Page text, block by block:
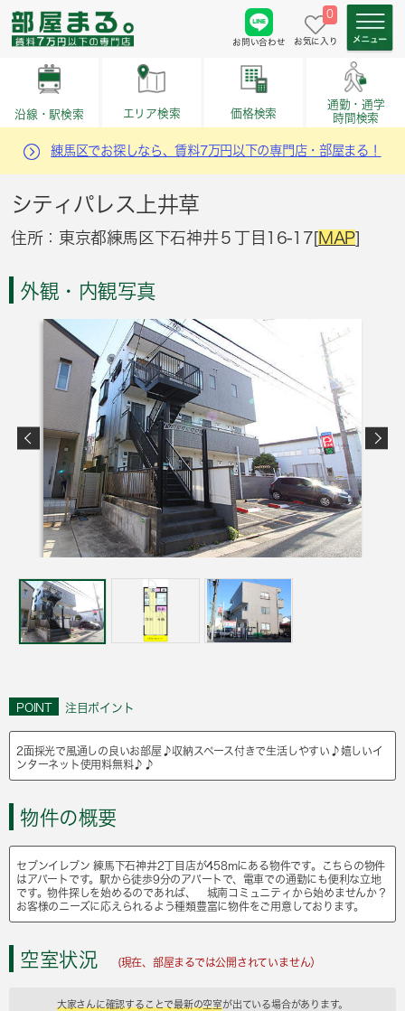
お問い合わせ
0
お気に入り
沿線・駅検索 エリア検索 価格検索
通勤・通学
時間検索
練馬区でお探しなら、賃料7万円以下の専門店・部屋まる！
シティパレス上井草
住所：東京都練馬区下石神井５丁目16-17[MAP]
外観・内観写真
POINT 注目ポイント
2面採光で風通しの良いお部屋♪収納スペース付きで生活しやすい♪嬉しいイ
ンターネット使用料無料♪♪
物件の概要
セブンイレブン 練馬下石神井2丁目店が458mにある物件です。こちらの物件
はアパートです。駅から徒歩9分のアパートで、電車での通勤にも便利な立地
です。物件探しを始めるのであれば、 城南コミュニティから始めませんか？
お客様のニーズに応えられるよう種類豊富に物件をご用意しております。
空室状況 (現在、部屋まるでは公開されていません）
大家さんに確認することで最新の空室が出ている場合があります。